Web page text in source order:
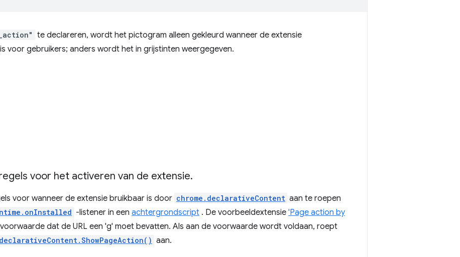
te declareren, wordt het pictogram alleen gekleurd wanneer de extensie
voor gebruikers; anders wordt het in grijstinten weergegeven.
voor het activeren van de extensie.
voor wanneer de extensie bruikbaar is door chrome.declarativeContent aan te roepen
-listener in een achtergrondscript . De voorbeeldextensie 'Page action by
dat de URL een 'g' moet bevatten. Als aan de voorwaarde wordt voldaan, roept
declarativeContent.ShowPageAction() aan.